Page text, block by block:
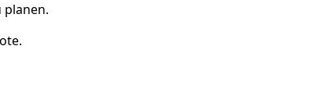
planen.